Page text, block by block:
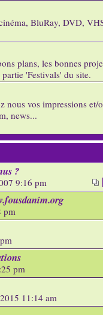
BluRay, DVD,
plans, les bonnes
'Festivals' du site.
nous vos impressions et/
news...
?
9:16 pm
pm
pm
11:14 am